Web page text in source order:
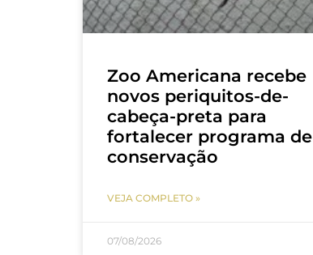
Zoo Americana recebe
novos periquitos-de-
cabeça-preta para
fortalecer programa de
conservação
VEJA COMPLETO »
07/08/2026